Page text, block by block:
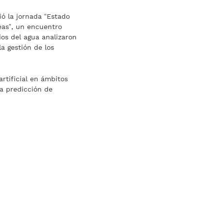
la jornada “Estado
un encuentro
del agua analizaron
gestión de los
en ámbitos
predicción de